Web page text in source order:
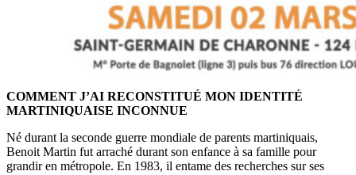
COMMENT J’AI RECONSTITUÉ MON IDENTITÉ
MARTINIQUAISE INCONNUE
Né durant la seconde guerre mondiale de parents martiniquais,
Benoit Martin fut arraché durant son enfance à sa famille pour
grandir en métropole. En 1983, il entame des recherches sur ses